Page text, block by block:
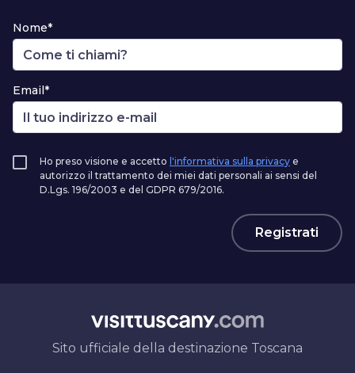
Nome*
Email*
Ho preso visione e accetto l'informativa sulla privacy e
autorizzo il trattamento dei miei dati personali ai sensi del
D.Lgs. 196/2003 e del GDPR 679/2016.
Registrati
Sito ufficiale della destinazione Toscana